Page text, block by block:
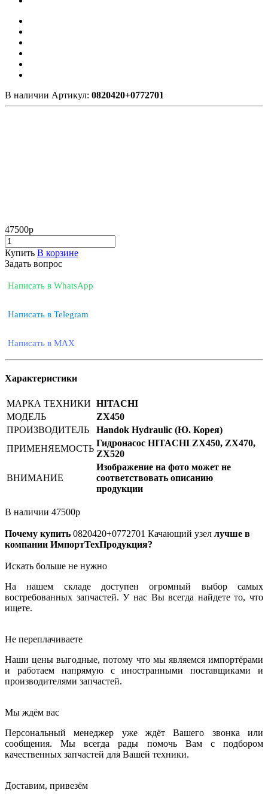
В наличии Артикул: 0820420+0772701
47500р
Купить В корзине
Задать вопрос
Написать в WhatsApp
Написать в Telegram
Написать в MAX
Характеристики
МАРКА ТЕХНИКИ HITACHI
МОДЕЛЬ
ZX450
ПРОИЗВОДИТЕЛЬ
Handok Hydraulic (Ю. Корея)
ПРИМЕНЯЕМОСТЬ
Гидронасос HITACHI ZX450, ZX470,
ZX520
ВНИМАНИЕ
Изображение на фото может не
соответствовать описанию
продукции
В наличии 47500р
Почему купить 0820420+0772701 Качающий узел лучше в
компании ИмпортТехПродукция?
Искать больше не нужно
На нашем складе доступен огромный выбор самых
востребованных запчастей. У нас Вы всегда найдете то, что
ищете.
Не переплачиваете
Наши цены выгодные, потому что мы являемся импортёрами
и работаем напрямую с иностранными поставщиками и
производителями запчастей.
Мы ждём вас
Персональный менеджер уже ждёт Вашего звонка или
сообщения. Мы всегда рады помочь Вам с подбором
качественных запчастей для Вашей техники.
Доставим, привезём